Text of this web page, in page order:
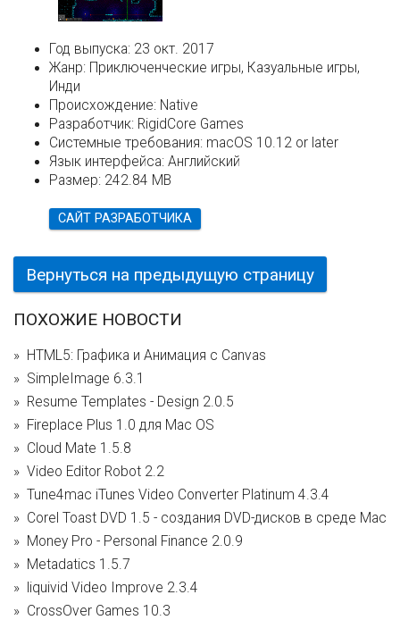
Год выпуска: 23 окт. 2017
Жанр: Приключенческие игры, Казуальные игры,
Инди
Происхождение: Native
Разработчик: RigidCore Games
Системные требования: macOS 10.12 or later
Язык интерфейса: Английский
Размер: 242.84 MB
САЙТ РАЗРАБОТЧИКА
Вернуться на предыдущую страницу
ПОХОЖИЕ НОВОСТИ
HTML5: Графика и Анимация с Canvas
SimpleImage 6.3.1
Resume Templates - Design 2.0.5
Fireplace Plus 1.0 для Mac OS
Cloud Mate 1.5.8
Video Editor Robot 2.2
Tune4mac iTunes Video Converter Platinum 4.3.4
Corel Toast DVD 1.5 - создания DVD-дисков в среде Mac
Money Pro - Personal Finance 2.0.9
Metadatics 1.5.7
liquivid Video Improve 2.3.4
CrossOver Games 10.3